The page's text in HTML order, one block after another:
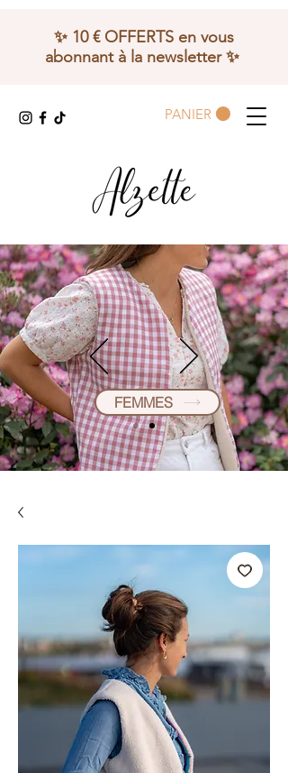
✨ 10 € OFFERTS en vous
abonnant à la newsletter ✨
PANIER
FEMMES